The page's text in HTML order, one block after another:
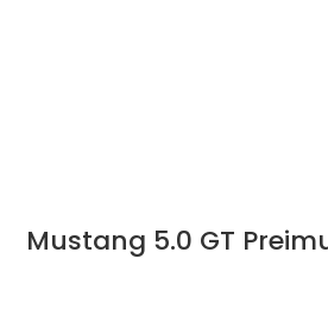
Mustang 5.0 GT